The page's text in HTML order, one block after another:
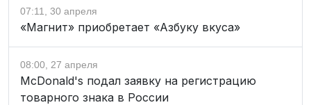
07:11, 30 апреля
«Магнит» приобретает «Азбуку вкуса»
08:00, 27 апреля
McDonald's подал заявку на регистрацию
товарного знака в России